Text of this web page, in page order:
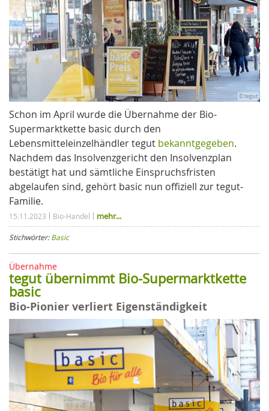
© tegut
Schon im April wurde die Übernahme der Bio-
Supermarktkette basic durch den
Lebensmitteleinzelhändler tegut bekanntgegeben.
Nachdem das Insolvenzgericht den Insolvenzplan
bestätigt hat und sämtliche Einspruchsfristen
abgelaufen sind, gehört basic nun offiziell zur tegut-
Familie.
15.11.2023 Bio-Handel mehr...
Stichwörter:Basic
Übernahme
tegut übernimmt Bio-Supermarktkette
basic
Bio-Pionier verliert Eigenständigkeit